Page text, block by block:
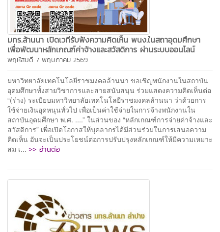
มทร.ล้านนา เปิดเวทีรับฟังความคิดเห็น พนง.ในสถาอุดมศึกษา
เพื่อพัฒนาหลักเกณฑ์ค่าจ้างและสวัสดิการ ผ่านระบบออนไลน์
พฤหัสบดี 7 พฤษภาคม 2569
มหาวิทยาลัยเทคโนโลยีราชมงคลล้านนา ขอเชิญพนักงานในสถาบัน
อุดมศึกษาทั้งสายวิชาการและสายสนับสนุน ร่วมแสดงความคิดเห็นต่อ
“(ร่าง) ระเบียบมหาวิทยาลัยเทคโนโลยีราชมงคลล้านนา ว่าด้วยการ
ใช้จ่ายเงินอุดหนุนทั่วไป เพื่อเป็นค่าใช้จ่ายในการจ้างพนักงานใน
สถาบันอุดมศึกษา พ.ศ. ....” ในส่วนของ “หลักเกณฑ์การจ่ายค่าจ้างและ
สวัสดิการ” เพื่อเปิดโอกาสให้บุคลากรได้มีส่วนร่วมในการเสนอความ
คิดเห็น อันจะเป็นประโยชน์ต่อการปรับปรุงหลักเกณฑ์ให้มีความเหมาะ
สม เ... >> อ่านต่อ